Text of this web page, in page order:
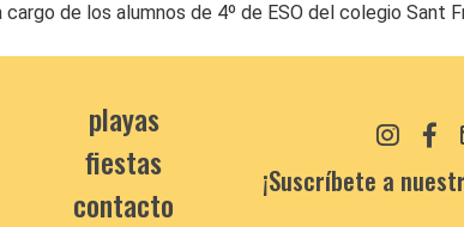
de los alumnos de 4º de ESO del colegio Sant
playas
fiestas
contacto
¡Suscríbete a